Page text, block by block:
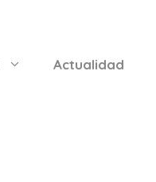
Actualidad